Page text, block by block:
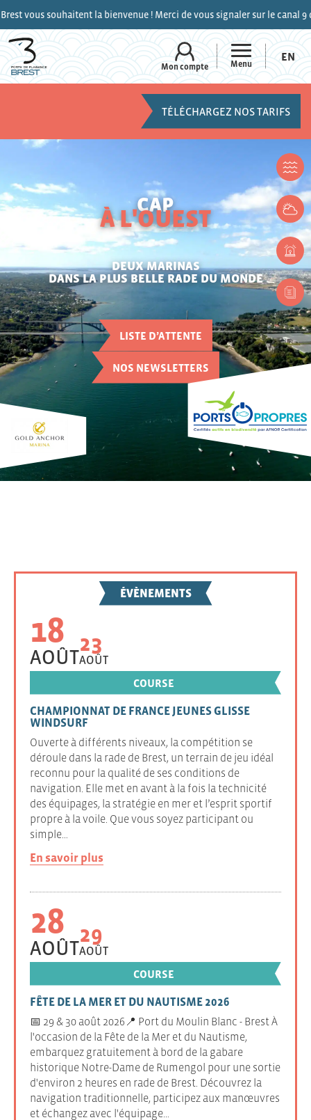
la bienvenue ! Merci de vous signaler sur le canal 9 de la VHF
Mon compte Menu
EN
TÉLÉCHARGEZ NOS TARIFS
CAP
À L'OUEST
DEUX MARINAS
DANS LA PLUS BELLE RADE DU MONDE
LISTE D’ATTENTE
NOS NEWSLETTERS
ÉVÈNEMENTS
18
AOÛT
23
AOÛT
COURSE
CHAMPIONNAT DE FRANCE JEUNES GLISSE
WINDSURF
Ouverte à différents niveaux, la compétition se
déroule dans la rade de Brest, un terrain de jeu idéal
reconnu pour la qualité de ses conditions de
navigation. Elle met en avant à la fois la technicité
des équipages, la stratégie en mer et l’esprit sportif
propre à la voile. Que vous soyez participant ou
simple…
En savoir plus
28
AOÛT
29
AOÛT
COURSE
FÊTE DE LA MER ET DU NAUTISME 2026
📅 29 & 30 août 2026📍 Port du Moulin Blanc - Brest À
l'occasion de la Fête de la Mer et du Nautisme,
embarquez gratuitement à bord de la gabare
historique Notre-Dame de Rumengol pour une sortie
d'environ 2 heures en rade de Brest. Découvrez la
navigation traditionnelle, participez aux manœuvres
et échangez avec l'équipage…